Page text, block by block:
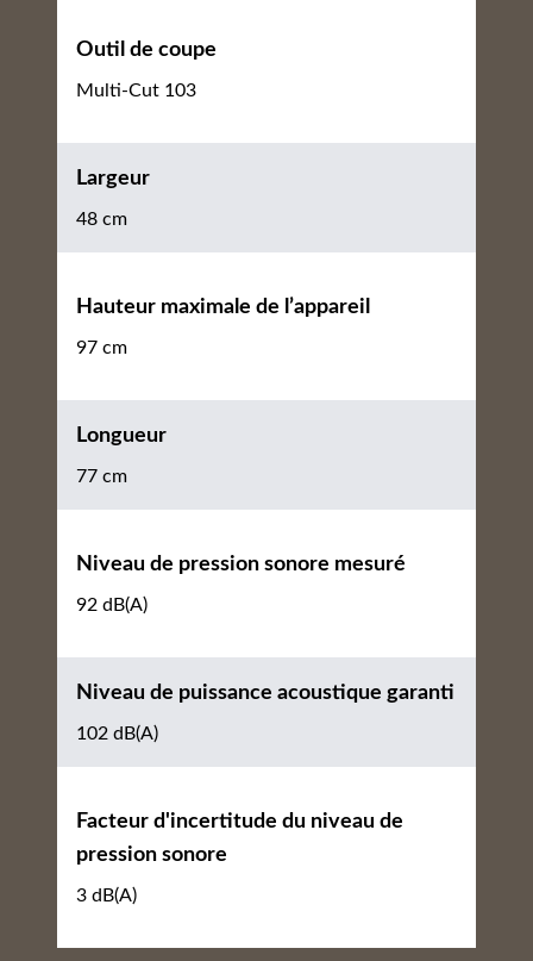
Outil de coupe
Multi-Cut 103
Largeur
48 cm
Hauteur maximale de l’appareil
97 cm
Longueur
77 cm
Niveau de pression sonore mesuré
92 dB(A)
Niveau de puissance acoustique garanti
102 dB(A)
Facteur d'incertitude du niveau de
pression sonore
3 dB(A)